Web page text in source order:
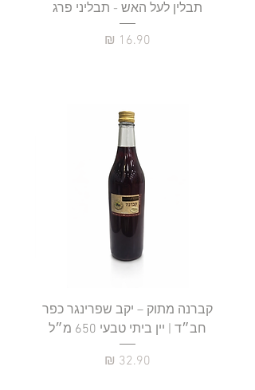
תבלין לעל האש - תבליני פרג
מחיר
קברנה מתוק – יקב שפרינגר כפר
חב״ד | יין ביתי טבעי 650 מ״ל
מחיר